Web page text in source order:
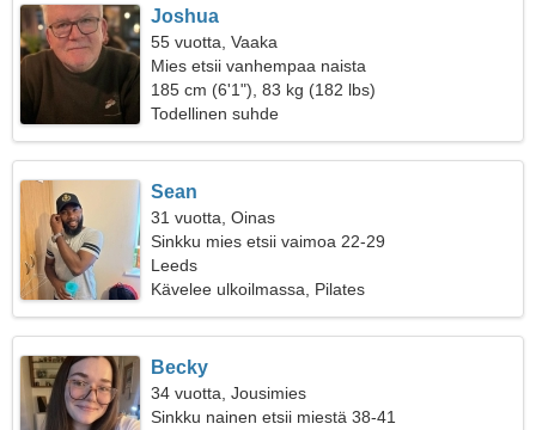
Joshua
55 vuotta, Vaaka
Mies etsii vanhempaa naista
185 cm (6'1"), 83 kg (182 lbs)
Todellinen suhde
Sean
31 vuotta, Oinas
Sinkku mies etsii vaimoa 22-29
Leeds
Kävelee ulkoilmassa, Pilates
Becky
34 vuotta, Jousimies
Sinkku nainen etsii miestä 38-41